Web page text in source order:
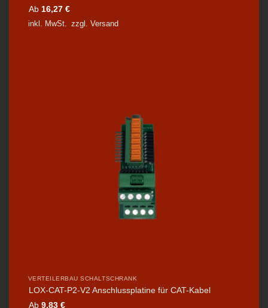
Ab 16,27 €
inkl. MwSt. zzgl. Versand
VERTEILERBAU SCHALTSCHRANK
LOX-CAT-P2-V2 Anschlussplatine für CAT-Kabel
Ab 9,83 €